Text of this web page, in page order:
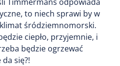
to niech sprawi by w
klimat śródziemnomorski.
ciepło, przyjemnie, i
będzie ogrzewać
się?!